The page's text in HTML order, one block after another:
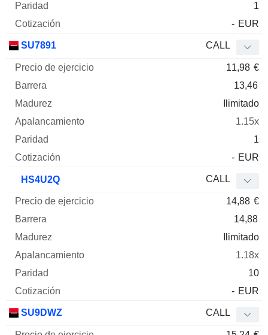
1
- EUR
SU7891 CALL
11,98 €
13,46
Ilimitado
1.15x
1
- EUR
HS4U2Q CALL
14,88 €
14,88
Ilimitado
1.18x
10
- EUR
SU9DWZ CALL